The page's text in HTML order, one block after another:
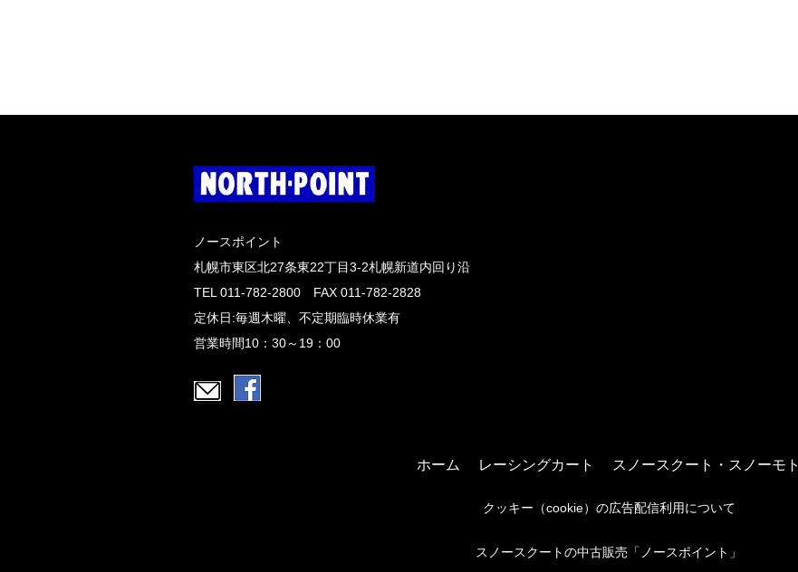
ノースポイント
札幌市東区北27条東22丁目3-2札幌新道内回り沿
TEL 011-782-2800 FAX 011-782-2828
定休日:毎週木曜、不定期臨時休業有
営業時間10：30～19：00
ホーム レーシングカート スノースクート・スノーモト
クッキー（cookie）の広告配信利用について
スノースクートの中古販売「ノースポイント」